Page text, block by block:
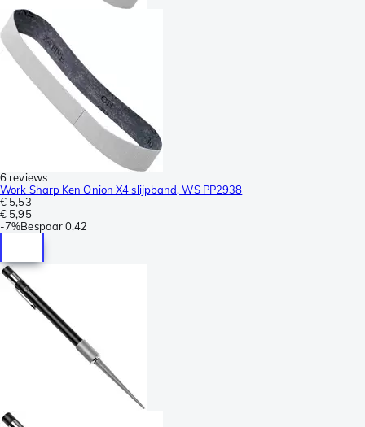
6 reviews
Work Sharp Ken Onion X4 slijpband, WS PP2938
€ 5,53
€ 5,95
-7%Bespaar0,42